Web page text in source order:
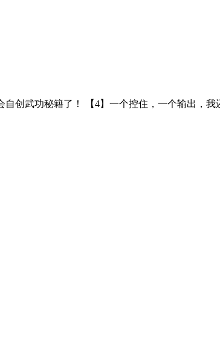
自创武功秘籍了！ 【4】一个控住，一个输出，